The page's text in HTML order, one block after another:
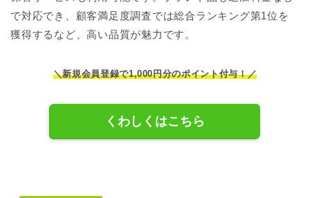
で対応でき、顧客満足度調査では総合ランキング第1位を
獲得するなど、高い品質が魅力です。
＼新規会員登録で1,000円分のポイント付与！／
くわしくはこちら